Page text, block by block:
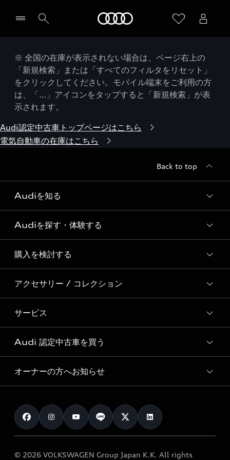
※ 全国の在庫が表示されない場合は、ページ右上の
「新規検索」または「すべてのフィルタをリセット」
をクリックしてください。モバイル端末をご利用の方
は、「…」アイコンをタップすると「新規検索」が表
示されます。
Audi認定中古車トップページはこちら
電気自動車の在庫はこちら
Back to top
Audiを知る
Audi ブランド
Story of Progress
Audi Sport
Formula 1®
デジタルサービス
Audiを探す・体験する
ディーラー検索
新車在庫検索
試乗車・展示車検索
見積もり依頼
試乗予約
購入を検討する
モデル一覧
特別仕様モデル / 限定モデル
e-tronラインアップ
価格シミュレーション
車両比較
カタログ一覧
アクセサリー / コレクション
純正アクセサリー
オンラインショップ
Audi collection
アウディナビアプリ
サービス
サービス入庫予約
サービスプログラム
メンテナンス
車検 / 定期点検
e-tronアフターサポート
Audi 認定中古車を買う
Audi認定中古車
クオリティ
保証
メンテナンス
オーナーの方へお知らせ
お知らせ
オーナー様向けキャンペーン
© 2026 VOLKSWAGEN Group Japan K.K. All rights